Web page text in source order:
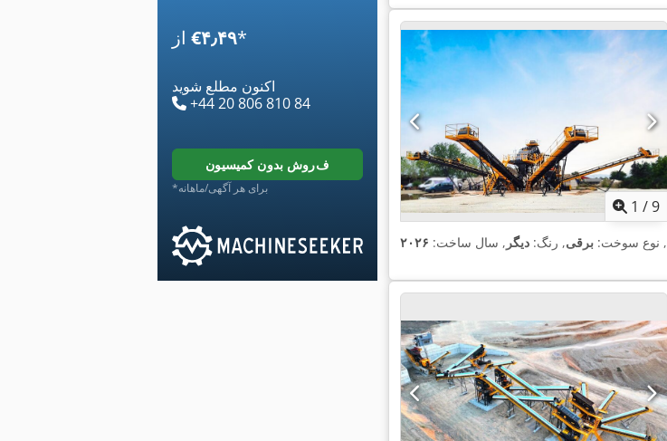
‎€۴٫۴۹*
اکنون مطلع شوید
+44 20 806 810 84
فروش بدون کمیسیون
*برای هر آگهی/ماهانه
1 /9
, نوع سوخت: برقی, رنگ: دیگر , سال ساخت: ۲۰۲۶